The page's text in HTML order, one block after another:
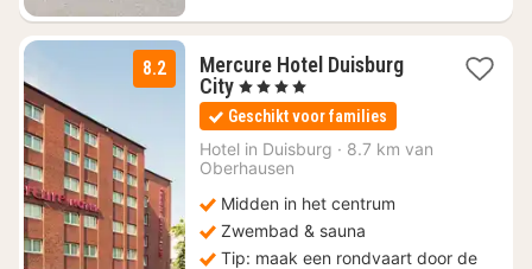
8.2
Mercure Hotel Duisburg
City2
nachten
vanaf
€
70
, 4 Sterren
Geschikt voor families
Hotel in Duisburg · 8.7 km van
Oberhausen
Midden in het centrum
Zwembad & sauna
Tip: maak een rondvaart door de